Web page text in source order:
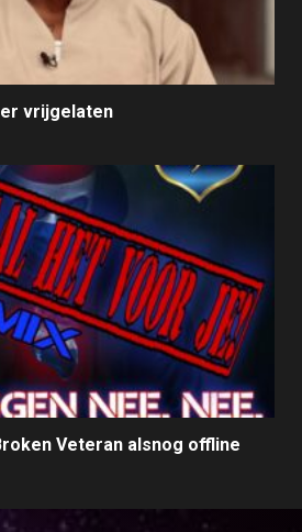
vrijgelaten
Veteran alsnog offline